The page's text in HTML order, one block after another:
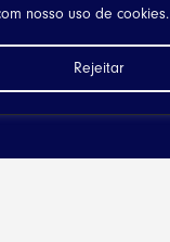
nosso uso de cookies.
Rejeitar